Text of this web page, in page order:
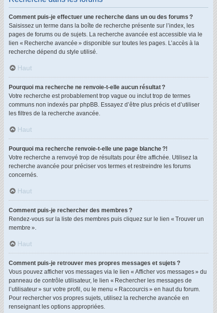
Comment puis-je effectuer une recherche dans un ou des forums ?
Saisissez un terme dans la boîte de recherche présente sur l’index, les
pages de forums ou de sujets. La recherche avancée est accessible via le
lien « Recherche avancée » disponible sur toutes les pages. L’accès à la
recherche dépend du style utilisé.
Haut
Pourquoi ma recherche ne renvoie-t-elle aucun résultat ?
Votre recherche est probablement trop vague ou inclut trop de termes
communs non indexés par phpBB. Essayez d’être plus précis et d’utiliser
les filtres de la recherche avancée.
Haut
Pourquoi ma recherche renvoie-t-elle une page blanche ?!
Votre recherche a renvoyé trop de résultats pour être affichée. Utilisez la
recherche avancée pour préciser vos termes et restreindre les forums
concernés.
Haut
Comment puis-je rechercher des membres ?
Rendez-vous sur la liste des membres puis cliquez sur le lien « Trouver un
membre ».
Haut
Comment puis-je retrouver mes propres messages et sujets ?
Vous pouvez afficher vos messages via le lien « Afficher vos messages » du
panneau de contrôle utilisateur, le lien « Rechercher les messages de
l’utilisateur » sur votre profil, ou le menu « Raccourcis » en haut du forum.
Pour rechercher vos propres sujets, utilisez la recherche avancée en
renseignant les options appropriées.